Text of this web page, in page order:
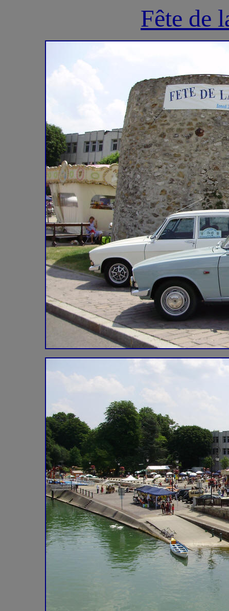
Fête de